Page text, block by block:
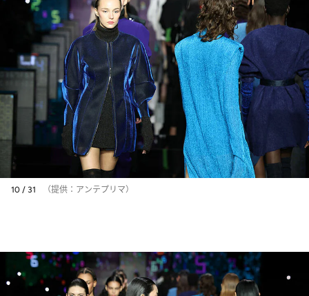
10 / 31 （提供：アンテプリマ）